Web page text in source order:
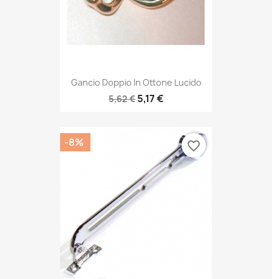
Gancio Doppio In Ottone Lucido
5,62 € 5,17 €
-8% favorite_border